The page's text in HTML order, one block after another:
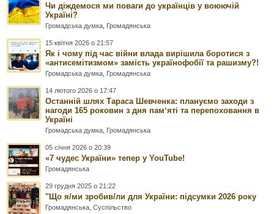
Чи діждемося ми поваги до українців у воюючій
Україні?
Громадська думка Громадянська
15 квітня 2026 о 21:57
Як і чому під час війни влада вирішила боротися з
«антисемітизмом» замість українофобії та рашизму?!
Громадська думка Громадянська
14 лютого 2026 о 17:47
Останній шлях Тараса Шевченка: плануємо заходи з
нагоди 165 роковин з дня памʼяті та перепоховання в
Україні
Громадська думка Громадянська
05 січня 2026 о 20:39
«7 чудес України» тепер у YouTube!
Громадянська
29 грудня 2025 о 21:22
"Що я/ми зробив/ли для України: підсумки 2026 року
Громадянська ,Суспільство